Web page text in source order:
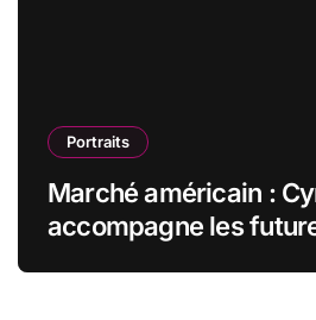
Portraits
Marché américain :
accompagne les